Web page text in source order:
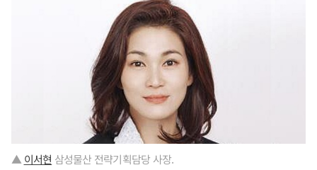
▲ 이서현 삼성물산 전략기획담당 사장.